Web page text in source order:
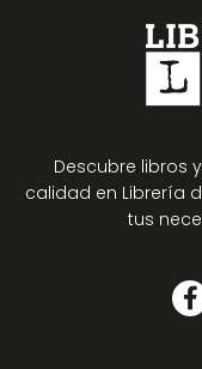
Descubre libros
calidad en Librería
tus